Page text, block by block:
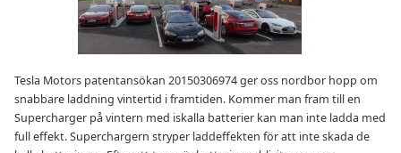
Tesla Motors patentansökan 20150306974 ger oss nordbor hopp om
snabbare laddning vintertid i framtiden. Kommer man fram till en
Supercharger på vintern med iskalla batterier kan man inte ladda med
full effekt. Superchargern stryper laddeffekten för att inte skada de